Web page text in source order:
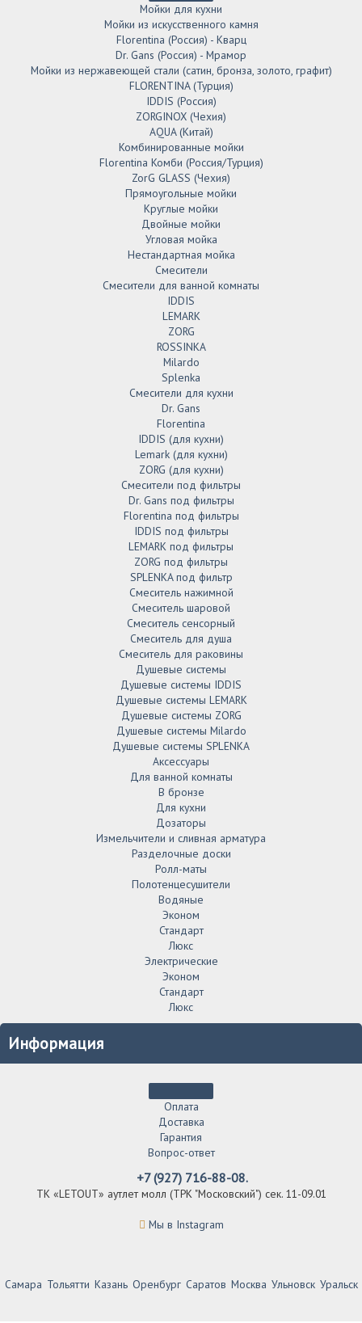
Мойки для кухни
Мойки из искусственного камня
Florentina (Россия) - Кварц
Dr. Gans (Россия) - Мрамор
Мойки из нержавеющей стали (сатин, бронза, золото, графит)
FLORENTINA (Турция)
IDDIS (Россия)
ZORGINOX (Чехия)
AQUA (Китай)
Комбинированные мойки
Florentina Комби (Россия/Турция)
ZorG GLASS (Чехия)
Прямоугольные мойки
Круглые мойки
Двойные мойки
Угловая мойка
Нестандартная мойка
Смесители
Смесители для ванной комнаты
IDDIS
LEMARK
ZORG
ROSSINKA
Milardo
Splenka
Смесители для кухни
Dr. Gans
Florentina
IDDIS (для кухни)
Lemark (для кухни)
ZORG (для кухни)
Смесители под фильтры
Dr. Gans под фильтры
Florentina под фильтры
IDDIS под фильтры
LEMARK под фильтры
ZORG под фильтры
SPLENKA под фильтр
Смеситель нажимной
Смеситель шаровой
Смеситель сенсорный
Смеситель для душа
Смеситель для раковины
Душевые системы
Душевые системы IDDIS
Душевые системы LEMARK
Душевые системы ZORG
Душевые системы Milardo
Душевые системы SPLENKA
Аксессуары
Для ванной комнаты
В бронзе
Для кухни
Дозаторы
Измельчители и сливная арматура
Разделочные доски
Ролл-маты
Полотенцесушители
Водяные
Эконом
Стандарт
Люкс
Электрические
Эконом
Стандарт
Люкс
Информация
Оплата
Доставка
Гарантия
Вопрос-ответ
+7 (927) 716-88-08.
ТК «LETOUT» аутлет молл (ТРК "Московский") сек. 11-09.01
Мы в Instagram
Самара Тольятти Казань Оренбург Саратов Москва Ульновск Уральск